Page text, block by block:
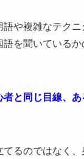
や複雑なテク
を聞いている
と同じ目線、
るのではなく